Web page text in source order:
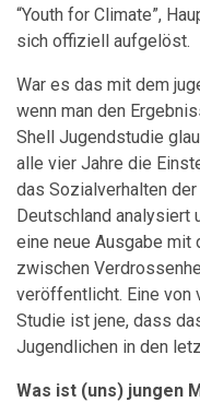
“Youth for Climate”,
sich offiziell aufgelöst.
War es das mit dem
wenn man den
Shell Jugendstudie
alle vier Jahre die
das Sozialverhalten
Deutschland analysiert
eine neue Ausgabe mit
zwischen
veröffentlicht. Eine von
Studie ist jene, dass
Jugendlichen in den
Was ist (uns) jungen